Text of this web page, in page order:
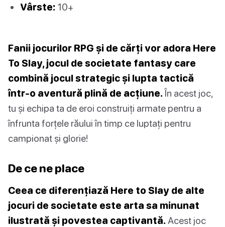
Vârste: 10+
Fanii jocurilor RPG și de cărți vor adora Here
To Slay, jocul de societate fantasy care
combină jocul strategic și lupta tactică
într-o aventură plină de acțiune.În acest joc,
tu și echipa ta de eroi construiți armate pentru a
înfrunta forțele răului în timp ce luptați pentru
campionat și glorie!
De ce ne place
Ceea ce diferențiază Here to Slay de alte
jocuri de societate este arta sa minunat
ilustrată și povestea captivantă. Acest joc